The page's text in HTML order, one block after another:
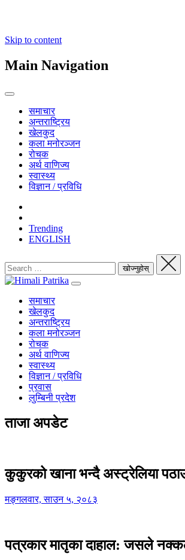
Skip to content
Main Navigation
समाचार
अन्तराष्ट्रिय
खेलकुद
कला मनोरञ्जन
रोचक
अर्थ वाणिज्य
स्वास्थ्य
विज्ञान / प्रविधि
Trending
ENGLISH
समाचार
खेलकुद
अन्तराष्ट्रिय
कला मनोरञ्जन
रोचक
अर्थ वाणिज्य
स्वास्थ्य
विज्ञान / प्रविधि
प्रवास
लुम्बिनी प्रदेश
ताजा अपडेट
कुकुरको खाना भन्दै अस्ट्रेलिया
मङ्गलवार, साउन ५, २०८३
पत्रकार मातृका दाहाल: जसले